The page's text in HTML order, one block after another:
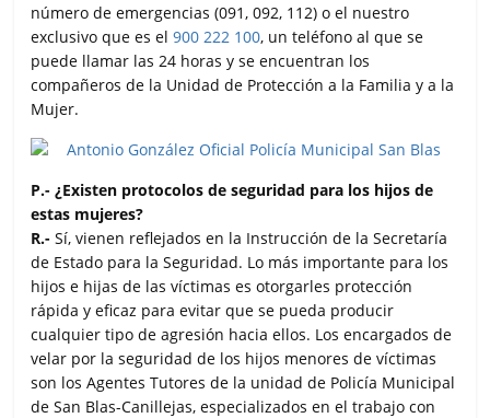
número de emergencias (091, 092, 112) o el nuestro
exclusivo que es el900 222 100, un teléfono al que se
puede llamar las 24 horas y se encuentran los
compañeros de la Unidad de Protección a la Familia y a la
Mujer.
P.- ¿Existen protocolos de seguridad para los hijos de
estas mujeres?
R.- Sí, vienen reflejados en la Instrucción de la Secretaría
de Estado para la Seguridad. Lo más importante para los
hijos e hijas de las víctimas es otorgarles protección
rápida y eficaz para evitar que se pueda producir
cualquier tipo de agresión hacia ellos. Los encargados de
velar por la seguridad de los hijos menores de víctimas
son los Agentes Tutores de la unidad de Policía Municipal
de San Blas-Canillejas, especializados en el trabajo con